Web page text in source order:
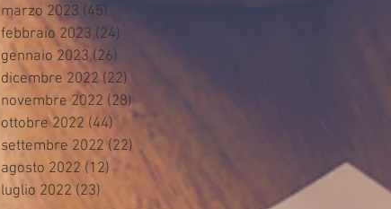
marzo 2023 (45)
febbraio 2023 (24)
gennaio 2023 (26)
dicembre 2022 (22)
novembre 2022 (28)28 post
ottobre 2022 (44)44 post
settembre 2022 (22) 22 post
agosto 2022 (12) 12 post
luglio 2022 (23)